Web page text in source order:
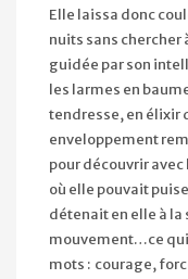
Elle laissa donc
nuits sans
guidée par son
les larmes en
tendresse, en élixir
enveloppement
pour découvrir
où elle pouvait
détenait en elle à la
mouvement…ce
mots : courage,